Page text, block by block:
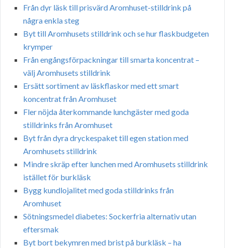
Från dyr läsk till prisvärd Aromhuset-stilldrink på
några enkla steg
Byt till Aromhusets stilldrink och se hur flaskbudgeten
krymper
Från engångsförpackningar till smarta koncentrat –
välj Aromhusets stilldrink
Ersätt sortiment av läskflaskor med ett smart
koncentrat från Aromhuset
Fler nöjda återkommande lunchgäster med goda
stilldrinks från Aromhuset
Byt från dyra dryckespaket till egen station med
Aromhusets stilldrink
Mindre skräp efter lunchen med Aromhusets stilldrink
istället för burkläsk
Bygg kundlojalitet med goda stilldrinks från
Aromhuset
Sötningsmedel diabetes: Sockerfria alternativ utan
eftersmak
Byt bort bekymren med brist på burkläsk – ha